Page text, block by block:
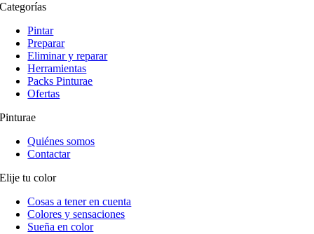
Categorías
Pintar
Preparar
Eliminar y reparar
Herramientas
Packs Pinturae
Ofertas
Pinturae
Quiénes somos
Contactar
Elije tu color
Cosas a tener en cuenta
Colores y sensaciones
Sueña en color